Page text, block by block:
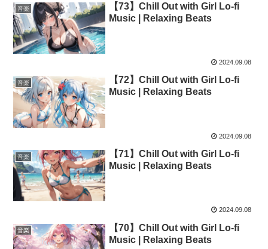
音楽
【73】Chill Out with Girl Lo-fi
Music | Relaxing Beats
2024.09.08
音楽
【72】Chill Out with Girl Lo-fi
Music | Relaxing Beats
2024.09.08
音楽
【71】Chill Out with Girl Lo-fi
Music | Relaxing Beats
2024.09.08
音楽
【70】Chill Out with Girl Lo-fi
Music | Relaxing Beats